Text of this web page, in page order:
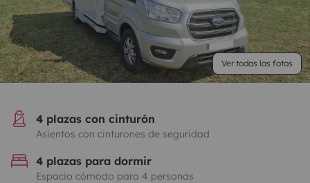
Ver todas las fotos
4 plazas con cinturón
Asientos con cinturones de seguridad
4 plazas para dormir
Espacio cómodo para 4 personas